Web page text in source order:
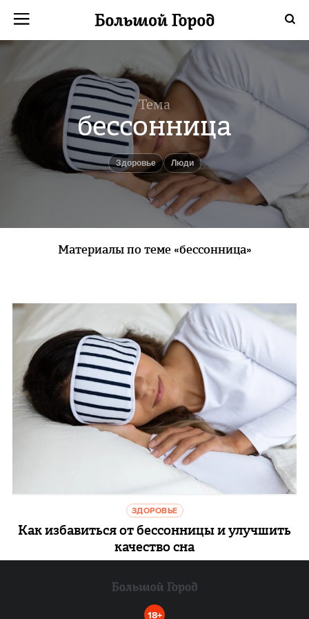
Тема
бессонница
Здоровье люди
Материалы по теме «бессонница»
ЗДОРОВЬЕ
Как избавиться от бессонницы и улучшить
качество сна
18+